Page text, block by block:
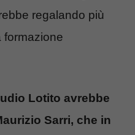
regalando più
formazione
Lotito avrebbe
Sarri, che in